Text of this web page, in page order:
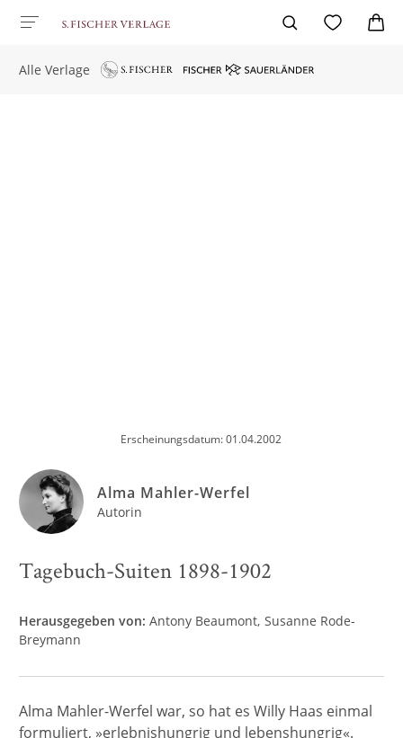
Alle Verlage
Erscheinungsdatum: 01.04.2002
Alma Mahler-Werfel
Autorin
Tagebuch-Suiten 1898-1902
Herausgegeben von: Antony Beaumont Susanne Rode-
Breymann
Alma Mahler-Werfel war, so hat es Willy Haas einmal
formuliert, »erlebnishungrig und lebenshungrig«.